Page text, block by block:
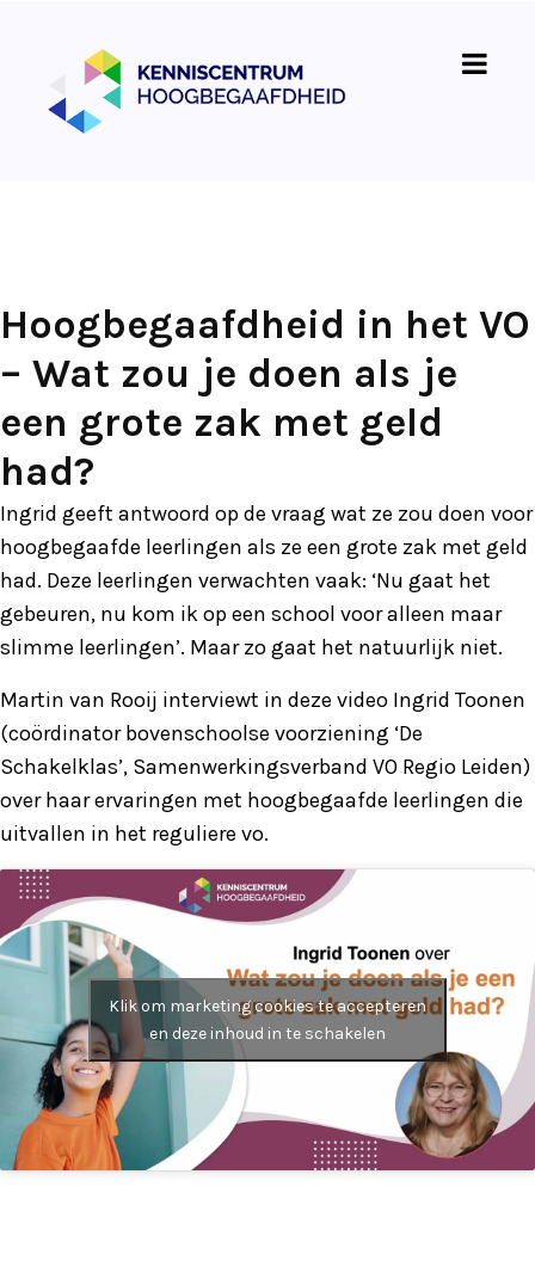
Hoogbegaafdheid in het VO
– Wat zou je doen als je
een grote zak met geld
had?
Ingrid geeft antwoord op de vraag wat ze zou doen voor
hoogbegaafde leerlingen als ze een grote zak met geld
had. Deze leerlingen verwachten vaak: ‘Nu gaat het
gebeuren, nu kom ik op een school voor alleen maar
slimme leerlingen’. Maar zo gaat het natuurlijk niet.
Martin van Rooij interviewt in deze video Ingrid Toonen
(coördinator bovenschoolse voorziening ‘De
Schakelklas’, Samenwerkingsverband VO Regio Leiden)
over haar ervaringen met hoogbegaafde leerlingen die
uitvallen in het reguliere vo.
Klik om marketing cookies te accepteren
en deze inhoud in te schakelen